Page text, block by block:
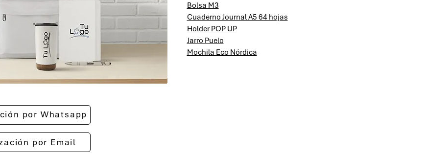
Bolsa M3
Cuaderno Journal A5 64 hojas
Holder POP UP
Jarro Puelo
Mochila Eco Nórdica
por Whatsapp
por Email